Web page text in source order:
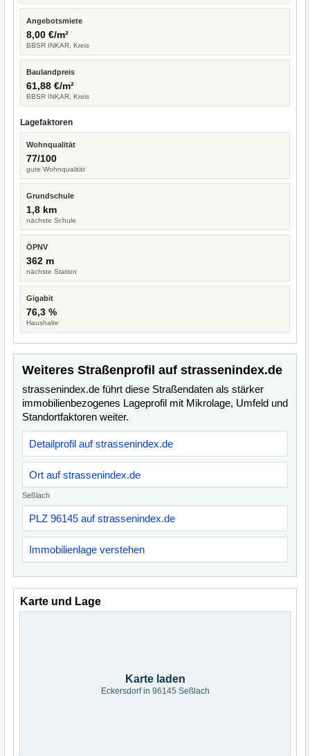
Angebotsmiete
8,00 €/m²
BBSR INKAR, Kreis
Baulandpreis
61,88 €/m²
BBSR INKAR, Kreis
Lagefaktoren
Wohnqualität
77/100
gute Wohnqualität
Grundschule
1,8 km
nächste Schule
ÖPNV
362 m
nächste Station
Gigabit
76,3 %
Haushalte
Weiteres Straßenprofil auf strassenindex.de
strassenindex.de führt diese Straßendaten als stärker
immobilienbezogenes Lageprofil mit Mikrolage, Umfeld und
Standortfaktoren weiter.
Detailprofil auf strassenindex.de
Ort auf strassenindex.de
Seßlach
PLZ 96145 auf strassenindex.de
Immobilienlage verstehen
Karte und Lage
Karte laden
Eckersdorf in 96145 Seßlach